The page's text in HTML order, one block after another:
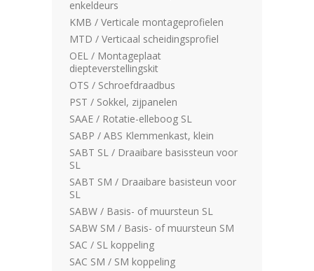
enkeldeurs
KMB / Verticale montageprofielen
MTD / Verticaal scheidingsprofiel
OEL / Montageplaat
diepteverstellingskit
OTS / Schroefdraadbus
PST / Sokkel, zijpanelen
SAAE / Rotatie-elleboog SL
SABP / ABS Klemmenkast, klein
SABT SL / Draaibare basissteun voor
SL
SABT SM / Draaibare basisteun voor
SL
SABW / Basis- of muursteun SL
SABW SM / Basis- of muursteun SM
SAC / SL koppeling
SAC SM / SM koppeling